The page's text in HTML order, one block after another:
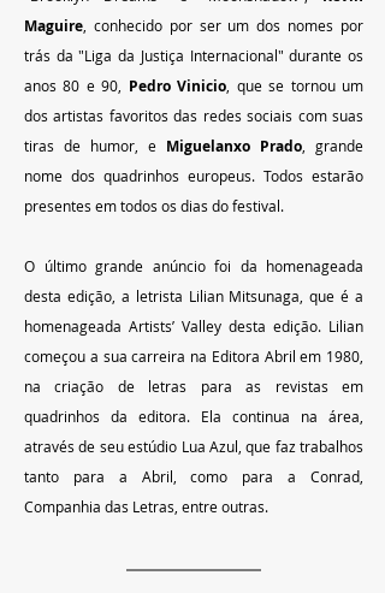
Maguire , conhecido por ser um dos nomes por
trás da "Liga da Justiça Internacional" durante os
anos 80 e 90, Pedro Vinicio , que se tornou um
dos artistas favoritos das redes sociais com suas
tiras de humor, e Miguelanxo Prado , grande
nome dos quadrinhos europeus. Todos estarão
presentes em todos os dias do festival.
O último grande anúncio foi da homenageada
desta edição, a letrista Lilian Mitsunaga, que é a
homenageada Artists’ Valley desta edição. Lilian
começou a sua carreira na Editora Abril em 1980,
na criação de letras para as revistas em
quadrinhos da editora. Ela continua na área,
através de seu estúdio Lua Azul, que faz trabalhos
tanto para a Abril, como para a Conrad,
Companhia das Letras, entre outras.